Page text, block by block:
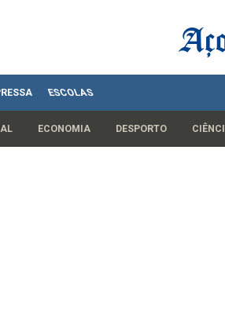
ESCOLAS
ECONOMIA DESPORTO